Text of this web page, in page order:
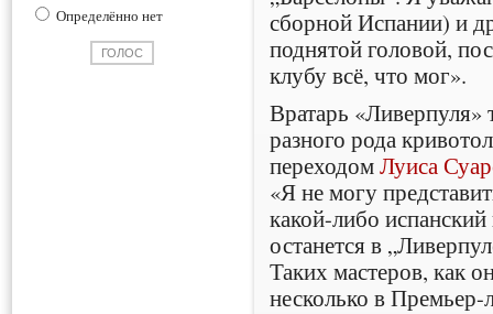
Определённо нет
сборной Испании) и
поднятой головой,
клубу всё, что мог».
Вратарь
разного рода
переходомЛуиса
«Я не могу
какой-либо
останется в
Таких мастеров, как
несколько в Премьер-